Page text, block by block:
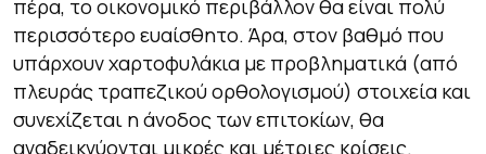
πέρα, το οικονομικό περιβάλλον θα είναι πολύ
περισσότερο ευαίσθητο. Άρα, στον βαθμό που
υπάρχουν χαρτοφυλάκια με προβληματικά (από
πλευράς τραπεζικού ορθολογισμού) στοιχεία και
συνεχίζεται η άνοδος των επιτοκίων, θα
αναδεικνύονται μικρές και μέτριες κρίσεις.